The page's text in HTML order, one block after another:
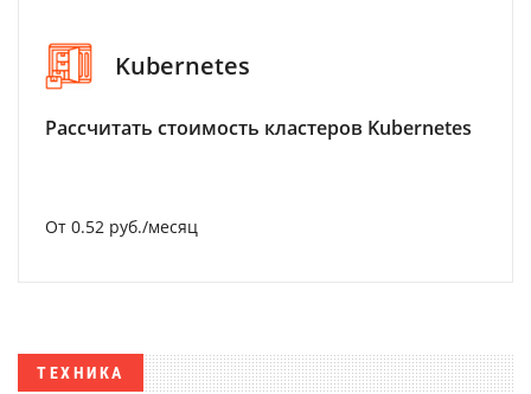
Kubernetes
Рассчитать стоимость кластеров Kubernetes
От 0.52 руб./месяц
ТЕХНИКА